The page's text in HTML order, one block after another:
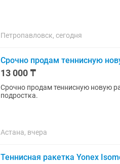
Петропавловск, сегодня
Срочно продам теннисную
13 000 ₸
Срочно продам теннисную новую
подростка.
Астана, вчера
Теннисная ракетка Yonex